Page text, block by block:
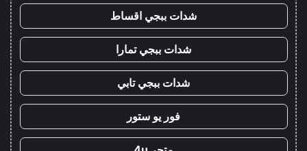
شدات ببجي اقساط
شدات ببجي تمارا
شدات ببجي تابي
فور يو ستور